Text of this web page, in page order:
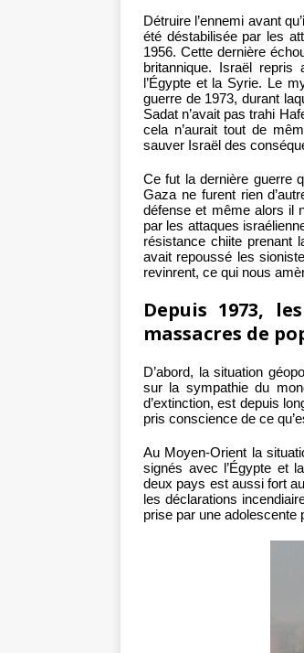
Détruire l’ennemi avant
été déstabilisée par les
1956. Cette dernière
britannique. Israël repris
l’Égypte et la Syrie. Le
guerre de 1973, durant
Sadat n’avait pas trahi
cela n’aurait tout de
sauver Israël des
Ce fut la dernière guerre
Gaza ne furent rien
défense et même alors il
par les attaques
résistance chiite prenant
avait repoussé les
revinrent, ce qui nous
Depuis 1973,
massacres de
D’abord, la situation
sur la sympathie du
d’extinction, est depuis
pris conscience de ce
Au Moyen-Orient la
signés avec l’Égypte et
deux pays est aussi fort
les déclarations
prise par une adolescente